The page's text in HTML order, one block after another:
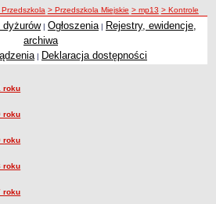
placówki
Przedszkola > Przedszkola Miejskie > mp13 > Kontrole
dyżurów| Ogłoszenia | Rejestry, ewidencje,
archiwa
| Deklaracja dostępności
roku
roku
roku
roku
roku